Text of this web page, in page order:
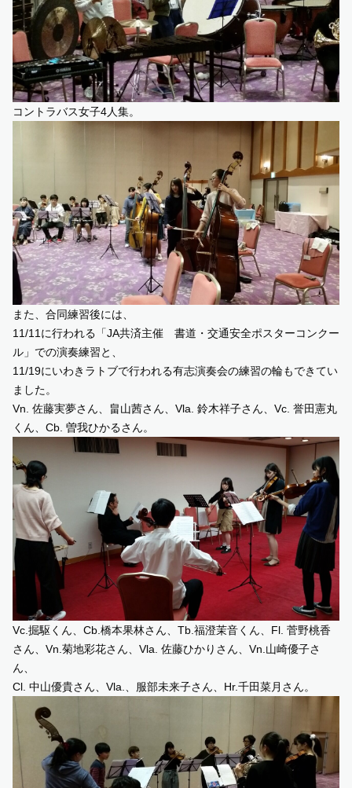
コントラバス女子4人集。
また、合同練習後には、
11/11に行われる「JA共済主催 書道・交通安全ポスターコンクー
ル」での演奏練習と、
11/19にいわきラトブで行われる有志演奏会の練習の輪もできてい
ました。
Vn. 佐藤実夢さん、畠山茜さん、Vla. 鈴木祥子さん、Vc. 誉田憲丸
くん、Cb. 曽我ひかるさん。
Vc.掘駆くん、Cb.橋本果林さん、Tb.福澄茉音くん、Fl. 菅野桃香
さん、Vn.菊地彩花さん、Vla. 佐藤ひかりさん、Vn.山崎優子さ
ん、
Cl. 中山優貴さん、Vla.、服部未来子さん、Hr.千田菜月さん。